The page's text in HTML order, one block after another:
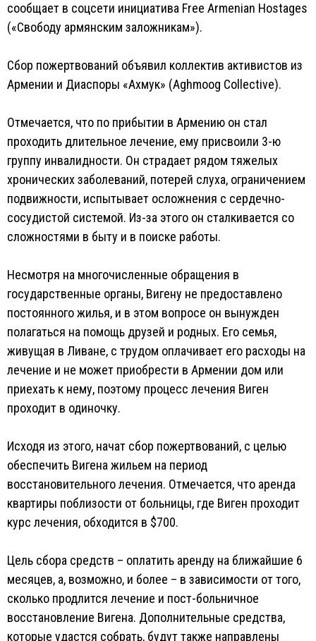
сообщает в соцсети инициатива Free Armenian Hostages
(«Свободу армянским заложникам»).
Сбор пожертвований объявил коллектив активистов из
Армении и Диаспоры «Ахмук» (Aghmoog Collective).
Отмечается, что по прибытии в Армению он стал
проходить длительное лечение, ему присвоили 3-ю
группу инвалидности. Он страдает рядом тяжелых
хронических заболеваний, потерей слуха, ограничением
подвижности, испытывает осложнения с сердечно-
сосудистой системой. Из-за этого он сталкивается со
сложностями в быту и в поиске работы.
Несмотря на многочисленные обращения в
государственные органы, Вигену не предоставлено
постоянного жилья, и в этом вопросе он вынужден
полагаться на помощь друзей и родных. Его семья,
живущая в Ливане, с трудом оплачивает его расходы на
лечение и не может приобрести в Армении дом или
приехать к нему, поэтому процесс лечения Виген
проходит в одиночку.
Исходя из этого, начат сбор пожертвований, с целью
обеспечить Вигена жильем на период
восстановительного лечения. Отмечается, что аренда
квартиры поблизости от больницы, где Виген проходит
курс лечения, обходится в $700.
Цель сбора средств – оплатить аренду на ближайшие 6
месяцев, а, возможно, и более – в зависимости от того,
сколько продлится лечение и пост-больничное
восстановление Вигена. Дополнительные средства,
которые удастся собрать, будут также направлены